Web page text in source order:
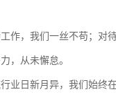
作，我们一丝不苟；对
，从未懈怠。
业日新月异，我们始终